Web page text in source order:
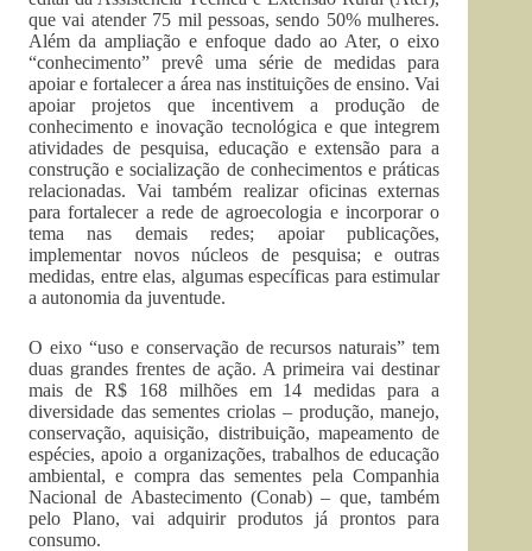
que vai atender 75 mil pessoas, sendo 50% mulheres.
Além da ampliação e enfoque dado ao Ater, o eixo
“conhecimento” prevê uma série de medidas para
apoiar e fortalecer a área nas instituições de ensino. Vai
apoiar projetos que incentivem a produção de
conhecimento e inovação tecnológica e que integrem
atividades de pesquisa, educação e extensão para a
construção e socialização de conhecimentos e práticas
relacionadas. Vai também realizar oficinas externas
para fortalecer a rede de agroecologia e incorporar o
tema nas demais redes; apoiar publicações,
implementar novos núcleos de pesquisa; e outras
medidas, entre elas, algumas específicas para estimular
a autonomia da juventude.
O eixo “uso e conservação de recursos naturais” tem
duas grandes frentes de ação. A primeira vai destinar
mais de R$ 168 milhões em 14 medidas para a
diversidade das sementes criolas – produção, manejo,
conservação, aquisição, distribuição, mapeamento de
espécies, apoio a organizações, trabalhos de educação
ambiental, e compra das sementes pela Companhia
Nacional de Abastecimento (Conab) – que, também
pelo Plano, vai adquirir produtos já prontos para
consumo.